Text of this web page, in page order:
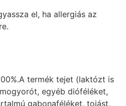
el, ha allergiás az
termék tejet (laktózt is
egyéb dióféléket,
gabonaféléket, tojást,